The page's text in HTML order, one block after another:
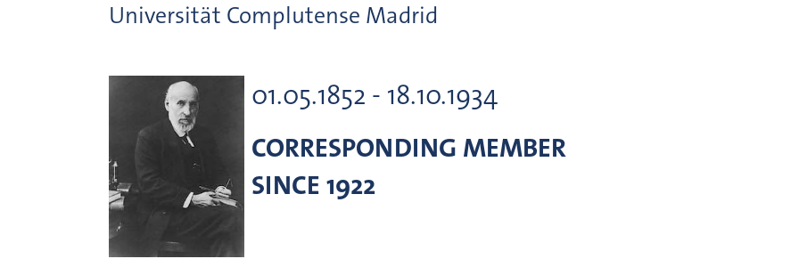
Universität Complutense Madrid
01.05.1852 - 18.10.1934
CORRESPONDING MEMBER
SINCE 1922